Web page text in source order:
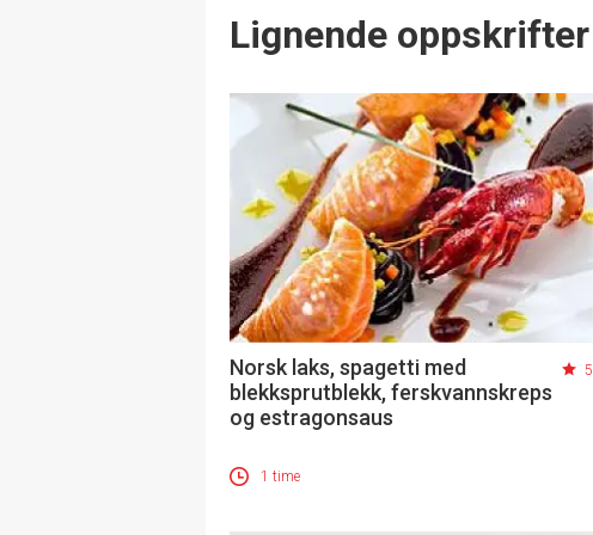
Lignende oppskrifter
Norsk laks, spagetti med
blekksprutblekk, ferskvannskreps
og estragonsaus
5
1 time